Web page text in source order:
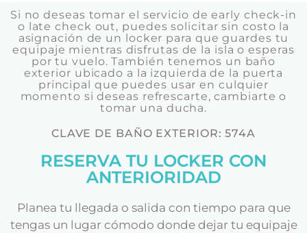
Si no deseas tomar el servicio de early check-in
o late check out, puedes solicitar sin costo la
asignación de un locker para que guardes tu
equipaje mientras disfrutas de la isla o esperas
por tu vuelo. También tenemos un baño
exterior ubicado a la izquierda de la puerta
principal que puedes usar en culquier
momento si deseas refrescarte, cambiarte o
tomar una ducha.
CLAVE DE BAÑO EXTERIOR: 574A
RESERVA TU LOCKER CON
ANTERIORIDAD
Planea tu llegada o salida con tiempo para que
tengas un lugar cómodo donde dejar tu equipaje